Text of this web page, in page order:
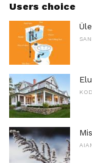
Users choice